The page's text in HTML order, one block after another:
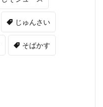
じゅんさい
そばかす